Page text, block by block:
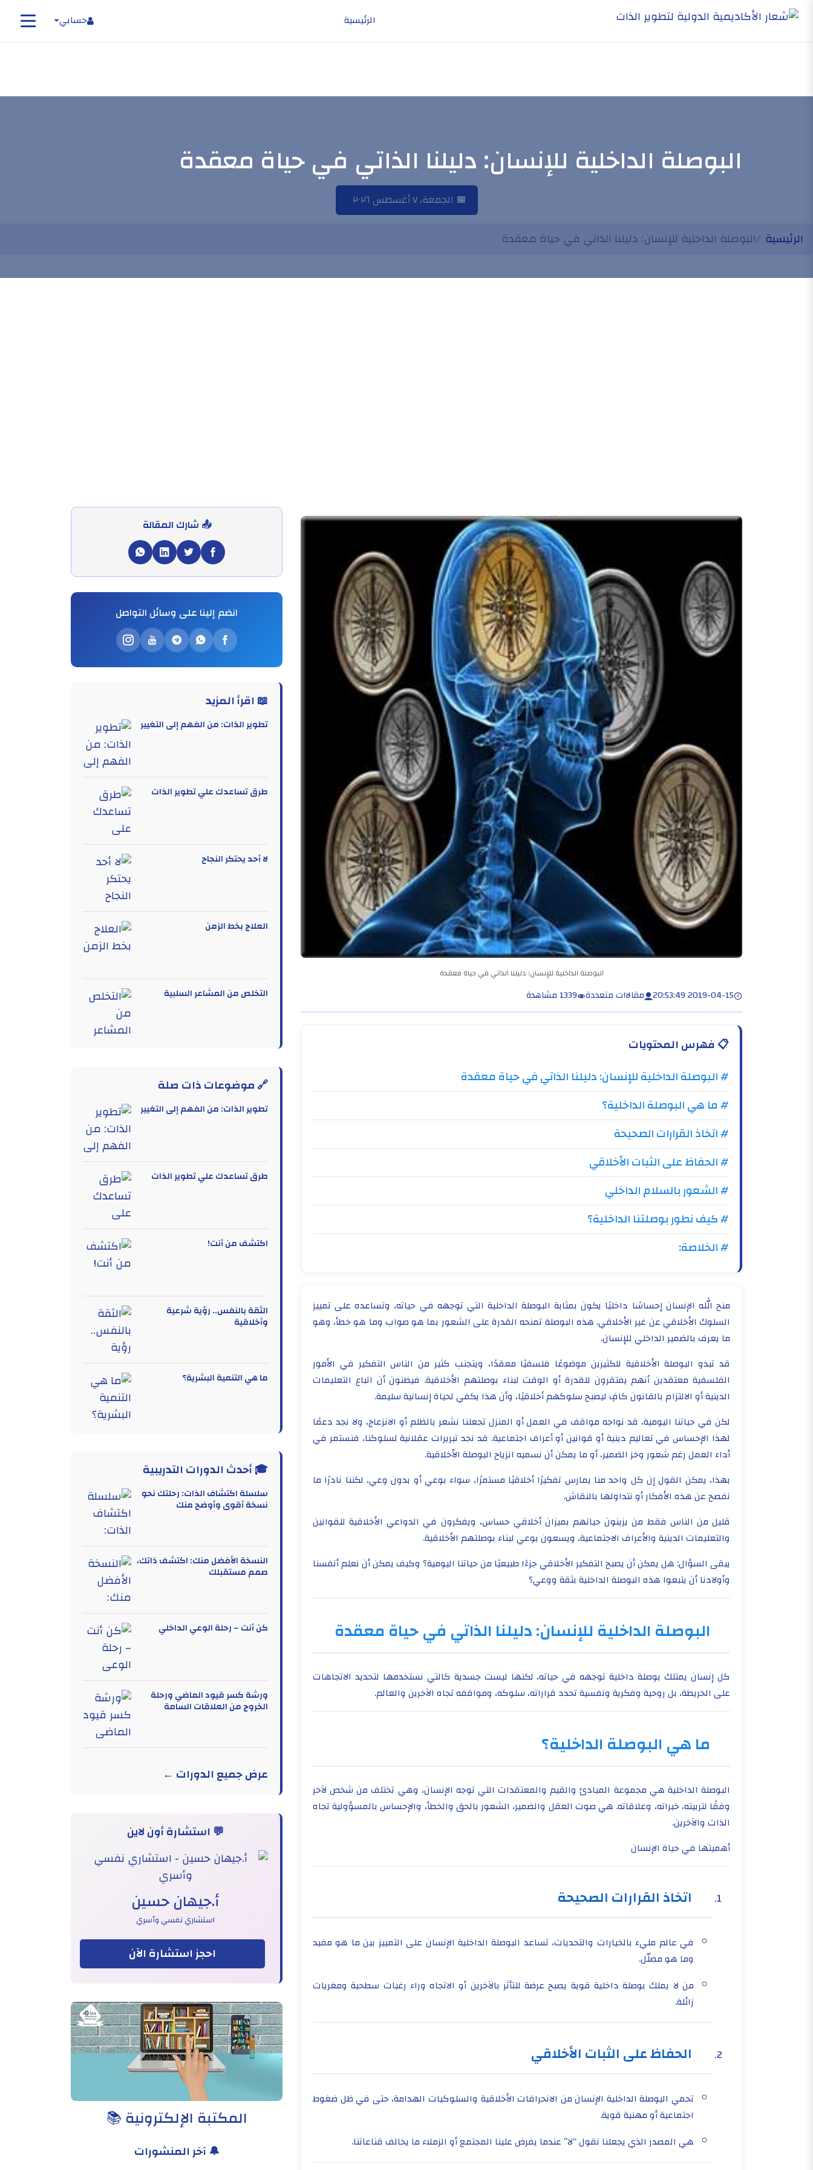
الرئيسية حسابي
البوصلة الداخلية للإنسان: دليلنا الذاتي في حياة معقدة
📅 الجمعة، ٧ أغسطس ٢٠٢٦
الرئيسية البوصلة الداخلية للإنسان: دليلنا الذاتي في حياة معقدة
البوصلة الداخلية للإنسان: دليلنا الذاتي في حياة معقدة
2019-04-15 20:53:49 مقالاات متعددة 1339 مشاهدة
📋فهرس المحتويات
# البوصلة الداخلية للإنسان: دليلنا الذاتي في حياة معقدة
# ما هي البوصلة الداخلية؟
# اتخاذ القرارات الصحيحة
# الحفاظ على الثبات الأخلاقي
# الشعور بالسلام الداخلي
# كيف نطور بوصلتنا الداخلية؟
# الخلاصة:
منح الله الإنسان إحساسًا داخليًا يكون بمثابة البوصلة الداخلية التي توجهه في حياته، وتساعده على تمييز
السلوك الأخلاقي عن غير الأخلاقي. هذه البوصلة تمنحه القدرة على الشعور بما هو صواب وما هو خطأ، وهو
ما يعرف بالضمير الداخلي للإنسان.
قد تبدو البوصلة الأخلاقية للكثيرين موضوعًا فلسفيًا معقدًا، ويتجنب كثير من الناس التفكير في الأمور
الفلسفية معتقدين أنهم يفتقرون للقدرة أو الوقت لبناء بوصلتهم الأخلاقية. فيظنون أن اتباع التعليمات
الدينية أو الالتزام بالقانون كافٍ ليصبح سلوكهم أخلاقيًا، وأن هذا يكفي لحياة إنسانية سليمة.
لكن في حياتنا اليومية، قد نواجه مواقف في العمل أو المنزل تجعلنا نشعر بالظلم أو الانزعاج، ولا نجد دعمًا
لهذا الإحساس في تعاليم دينية أو قوانين أو أعراف اجتماعية. قد نجد تبريرات عقلانية لسلوكنا، فنستمر في
أداء العمل رغم شعور وخز الضمير، أو ما يمكن أن نسميه انزياح البوصلة الأخلاقية.
بهذا، يمكن القول إن كل واحد منا يمارس تفكيرًا أخلاقيًا مستمرًا، سواء بوعي أو بدون وعي، لكننا نادرًا ما
نفصح عن هذه الأفكار أو نتداولها بالنقاش.
قليل من الناس فقط من يزينون حياتهم بميزان أخلاقي حساس، ويفكرون في الدواعي الأخلاقية للقوانين
والتعليمات الدينية والأعراف الاجتماعية، ويسعون بوعي لبناء بوصلتهم الأخلاقية.
يبقى السؤال: هل يمكن أن يصبح التفكير الأخلاقي جزءًا طبيعيًا من حياتنا اليومية؟ وكيف يمكن أن نعلم أنفسنا
وأولادنا أن يتبعوا هذه البوصلة الداخلية بثقة ووعي؟
البوصلة الداخلية للإنسان: دليلنا الذاتي في حياة معقدة
كل إنسان يمتلك بوصلة داخلية توجهه في حياته، لكنها ليست جسدية كالتي نستخدمها لتحديد الاتجاهات
على الخريطة، بل روحية وفكرية ونفسية تحدد قراراته، سلوكه، ومواقفه تجاه الآخرين والعالم.
ما هي البوصلة الداخلية؟
البوصلة الداخلية هي مجموعة المبادئ والقيم والمعتقدات التي توجه الإنسان، وهي تختلف من شخص لآخر
وفقًا لتربيته، خبراته، وعلاقاته. هي صوت العقل والضمير، الشعور بالحق والخطأ، والإحساس بالمسؤولية تجاه
الذات والآخرين.
أهميتها في حياة الإنسان
اتخاذ القرارات الصحيحة
في عالم مليء بالخيارات والتحديات، تساعد البوصلة الداخلية الإنسان على التمييز بين ما هو مفيد
وما هو مضلّل.
من لا يملك بوصلة داخلية قوية يصبح عرضة للتأثر بالآخرين أو الاتجاه وراء رغبات سطحية ومغريات
زائلة.
الحفاظ على الثبات الأخلاقي
تحمي البوصلة الداخلية الإنسان من الانحرافات الأخلاقية والسلوكيات الهدامة، حتى في ظل ضغوط
اجتماعية أو مهنية قوية.
هي المصدر الذي يجعلنا نقول “لا” عندما يفرض علينا المجتمع أو الزملاء ما يخالف قناعاتنا.
📤 شارك المقالة
انضم إلينا على وسائل التواصل
📖 اقرأ المزيد
تطوير الذات: من الفهم إلى التغيير
طرق تساعدك علي تطوير الذات
لا أحد يحتكر النجاح
العلاج بخط الزمن
التخلص من المشاعر السلبية
🔗 موضوعات ذات صلة
تطوير الذات: من الفهم إلى التغيير
طرق تساعدك علي تطوير الذات
اكتشف من أنت!
الثقة بالنفس.. رؤية شرعية
وأخلاقية
ما هي التنمية البشرية؟
🎓 أحدث الدورات التدريبية
سلسلة اكتشاف الذات: رحلتك نحو
نسخة أقوى وأوضح منك
النسخة الأفضل منك: اكتشف ذاتك،
صمم مستقبلك
كن أنت – رحلة الوعي الداخلي
ورشة كسر قيود الماضي ورحلة
الخروج من العلاقات السامة
عرض جميع الدورات ←
💬 استشارة أون لاين
أ.جيهان حسين
استشاري نفسي وأسري
احجز استشارة الآن
المكتبة الإلكترونية 📚
🔔 آخر المنشورات